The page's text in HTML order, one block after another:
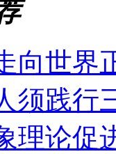
向世界
须践行
理论促